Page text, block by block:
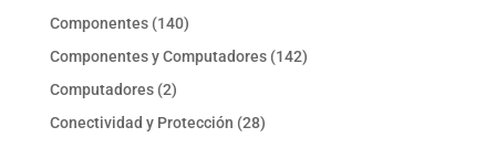
Componentes 140140
productos
Componentes y Computadores 142142
Computadores 22
productos
Conectividad y Protección 2828